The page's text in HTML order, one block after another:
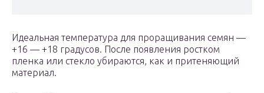
Идеальная температура для проращивания семян —
+16 — +18 градусов. После появления ростком
пленка или стекло убираются, как и притеняющий
материал.